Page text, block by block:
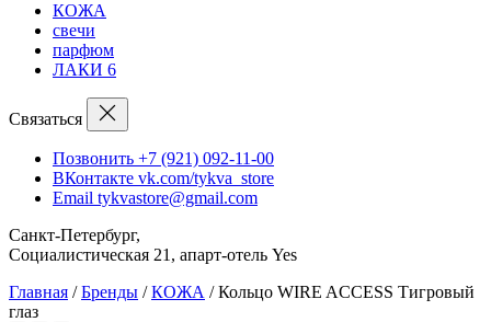
КОЖА
свечи
парфюм
ЛАКИ 6
Связаться
Позвонить +7 (921) 092-11-00
ВКонтакте vk.com/tykva_store
Email tykvastore@gmail.com
Санкт-Петербург,
Социалистическая 21, апарт-отель Yes
Главная / Бренды / КОЖА / Кольцо WIRE ACCESS Тигровый
глаз